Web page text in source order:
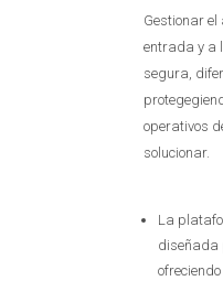
Gestionar
entrada y a
segura,
operativos
solucionar.
La
diseñada